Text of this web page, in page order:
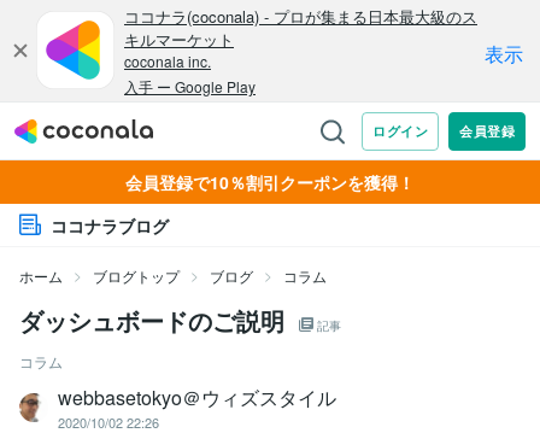
会員登録で10％割引クーポンを獲得！
ココナラブログ
ホーム ブログトップ ブログ コラム
ダッシュボードのご説明 記事
コラム
webbasetokyo＠ウィズスタイル
2020/10/02 22:26